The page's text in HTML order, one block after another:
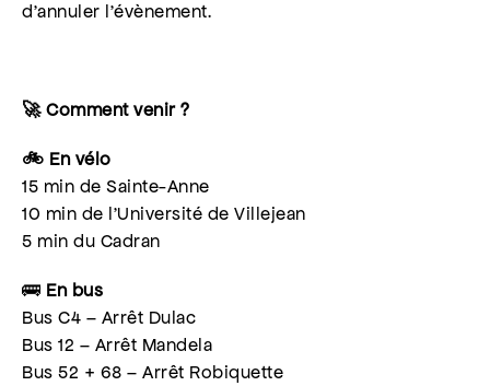
d’annuler l’évènement.
🚀 Comment venir ?
🚲 En vélo
15 min de Sainte-Anne
10 min de l’Université de Villejean
5 min du Cadran
🚌 En bus
Bus C4 – Arrêt Dulac
Bus 12 – Arrêt Mandela
Bus 52 + 68 – Arrêt Robiquette